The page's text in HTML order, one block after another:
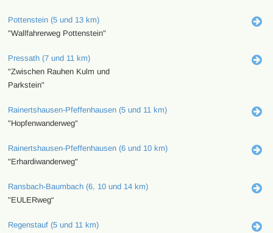
Pottenstein (5 und 13 km)
"Wallfahrerweg Pottenstein"
Pressath (7 und 11 km)
"Zwischen Rauhen Kulm und
Parkstein"
Rainertshausen-Pfeffenhausen (5 und 11 km)
"Hopfenwanderweg"
Rainertshausen-Pfeffenhausen (6 und 10 km)
"Erhardiwanderweg"
Ransbach-Baumbach (6, 10 und 14 km)
"EULERweg“
Regenstauf (5 und 11 km)